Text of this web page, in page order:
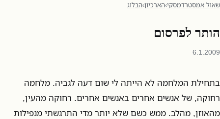
שאול אמסטרדמסקי›הארכיון›הבלוג
הותר לפרסום
6.1.2009
בתחילת המלחמה לא הייתה לי שום דעה לגביה. מלחמה
רחוקה, של אנשים אחרים באנשים אחרים. רחוקה מהעין,
מהאוזן, מהלב. ממש כשם שלא יותר מדי התרגשתי מנפילות